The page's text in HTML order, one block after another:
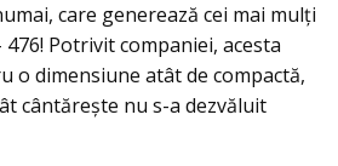
care generează cei mai mulţi
Potrivit companiei, acesta
o dimensiune atât de compactă,
cântărește nu s-a dezvăluit